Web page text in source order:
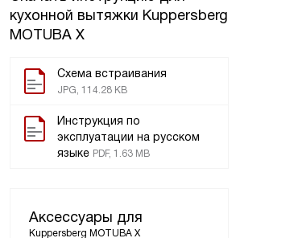
кухонной вытяжки Kuppersberg
MOTUBA X
Схема встраивания
JPG, 114.28 KB
Инструкция по
эксплуатации на русском
языке PDF, 1.63 MB
Аксессуары для
Kuppersberg MOTUBA X